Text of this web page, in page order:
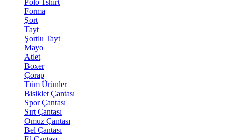
Polo Tshirt
Forma
Şort
Tayt
Şortlu Tayt
Mayo
Atlet
Boxer
Çorap
Tüm Ürünler
Bisiklet Çantası
Spor Çantası
Sırt Çantası
Omuz Çantası
Bel Çantası